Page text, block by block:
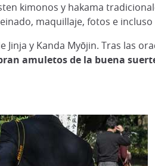
kimonos y hakama
maquillaje, fotos e
y Kanda Myōjin. Tras las
amuletos de la buena